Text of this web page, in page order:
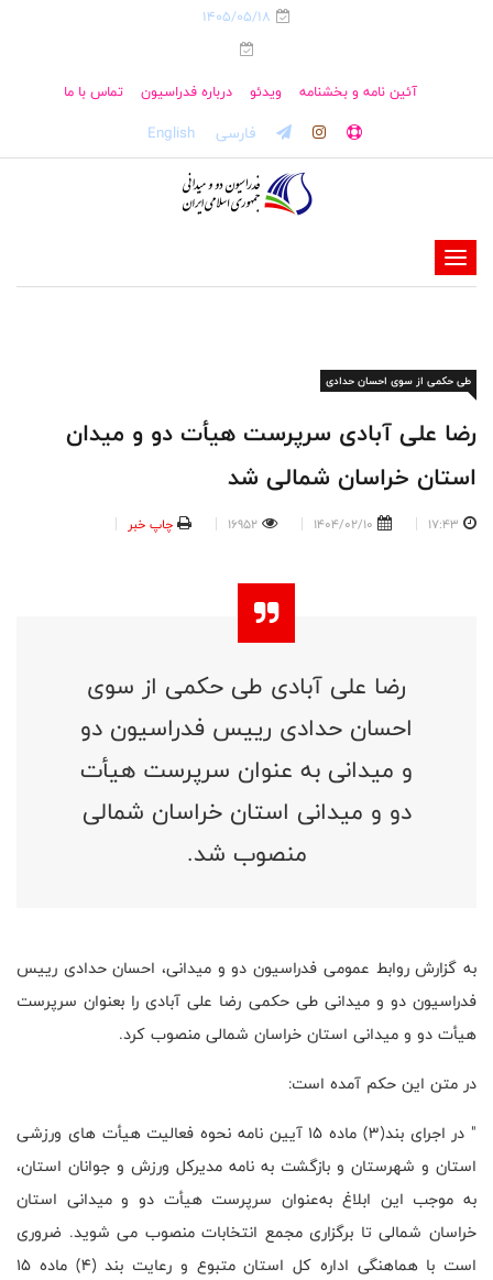
1405/05/18
آئین نامه و بخشنامه ویدئو درباره فدراسیون تماس با ما
فارسی English
-
-
-
طی حکمی از سوی احسان حدادی
رضا علی آبادی سرپرست هیأت دو و میدان
استان خراسان شمالی شد
17:43
1404/02/10
16952 چاپ خبر
رضا علی آبادی طی حکمی از سوی
احسان حدادی رییس فدراسیون دو
و میدانی به عنوان سرپرست هیأت
دو و میدانی استان خراسان شمالی
منصوب شد.
به گزارش روابط عمومی فدراسیون دو و میدانی، احسان حدادی رییس
فدراسیون دو و میدانی طی حکمی رضا علی آبادی را بعنوان سرپرست
هیأت دو و میدانی استان خراسان شمالی منصوب کرد.
در متن این حکم آمده است:
" در اجرای بند(3) ماده 15 آیین نامه نحوه فعالیت هیأت های ورزشی
استان و شهرستان و بازگشت به نامه مدیرکل ورزش و جوانان استان،
به موجب این ابلاغ به‌عنوان سرپرست هیأت دو و میدانی استان
خراسان شمالی تا برگزاری مجمع انتخابات منصوب می شوید. ضروری
است با هماهنگی اداره کل استان متبوع و رعایت بند (4) ماده 15